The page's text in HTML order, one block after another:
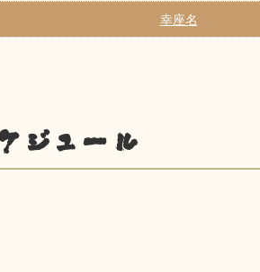
幸座名
ジュール